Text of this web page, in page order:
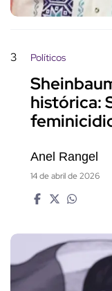
3 Políticos
histórica:
Anel Rangel
14 de abril de 2026